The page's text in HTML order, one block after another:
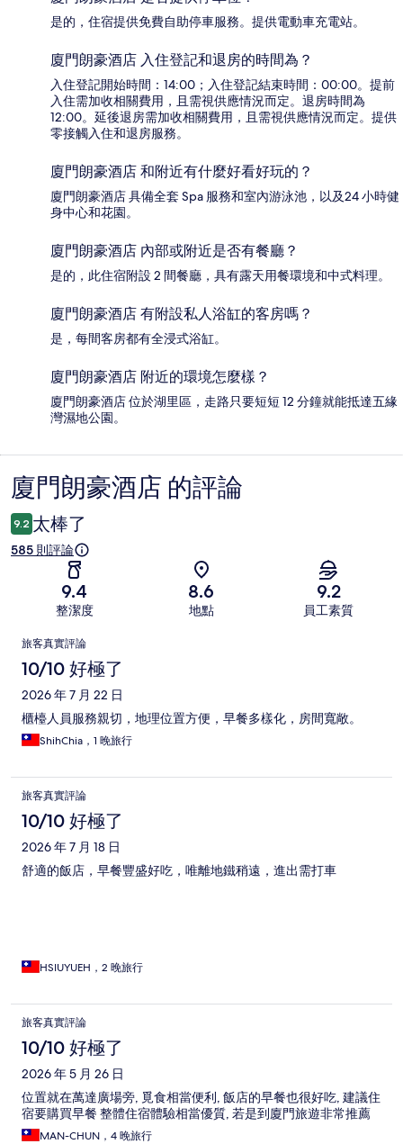
是的，住宿提供免費自助停車服務。提供電動車充電站。
廈門朗豪酒店 入住登記和退房的時間為？
入住登記開始時間：14:00；入住登記結束時間：00:00。提前
入住需加收相關費用，且需視供應情況而定。退房時間為
12:00。延後退房需加收相關費用，且需視供應情況而定。提供
零接觸入住和退房服務。
廈門朗豪酒店 和附近有什麼好看好玩的？
廈門朗豪酒店 具備全套 Spa 服務和室內游泳池，以及24 小時健
身中心和花園。
廈門朗豪酒店 內部或附近是否有餐廳？
是的，此住宿附設 2 間餐廳，具有露天用餐環境和中式料理。
廈門朗豪酒店 有附設私人浴缸的客房嗎？
是，每間客房都有全浸式浴缸。
廈門朗豪酒店 附近的環境怎麼樣？
廈門朗豪酒店 位於湖里區，走路只要短短 12 分鐘就能抵達五緣
灣濕地公園。
評
論
廈門朗豪酒店 的評論
9.2 太棒了
585 則評論
9.4
整潔度
8.6
地點
9.2
員工素質
評
論
旅客真實評論
10/10 好極了
2026 年 7 月 22 日
櫃檯人員服務親切，地理位置方便，早餐多樣化，房間寬敞。
ShihChia，1 晚旅行
旅客真實評論
10/10 好極了
2026 年 7 月 18 日
舒適的飯店，早餐豐盛好吃，唯離地鐵稍遠，進出需打車
HSIUYUEH，2 晚旅行
旅客真實評論
10/10 好極了
2026 年 5 月 26 日
位置就在萬達廣場旁, 覓食相當便利, 飯店的早餐也很好吃, 建議住
宿要購買早餐 整體住宿體驗相當優質, 若是到廈門旅遊非常推薦
MAN-CHUN，4 晚旅行